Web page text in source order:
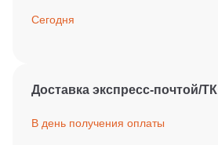
Сегодня
Доставка экспресс-почтой/ТК
В день получения оплаты